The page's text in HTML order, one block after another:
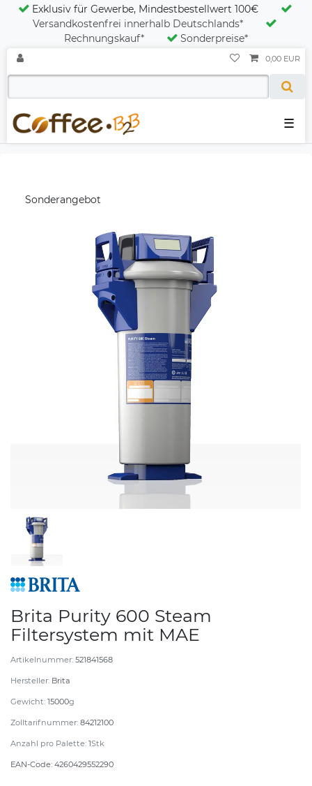
Exklusiv für Gewerbe, Mindestbestellwert 100€
Versandkostenfrei innerhalb Deutschlands*
Rechnungskauf*
Sonderpreise*
☰
0,00 EUR
Sonderangebot
Brita Purity 600 Steam
Filtersystem mit MAE
Artikelnummer: 521841568
Hersteller: Brita
Gewicht: 15000g
Zolltarifnummer: 84212100
Anzahl pro Palette: 1Stk
EAN-Code: 4260429552290